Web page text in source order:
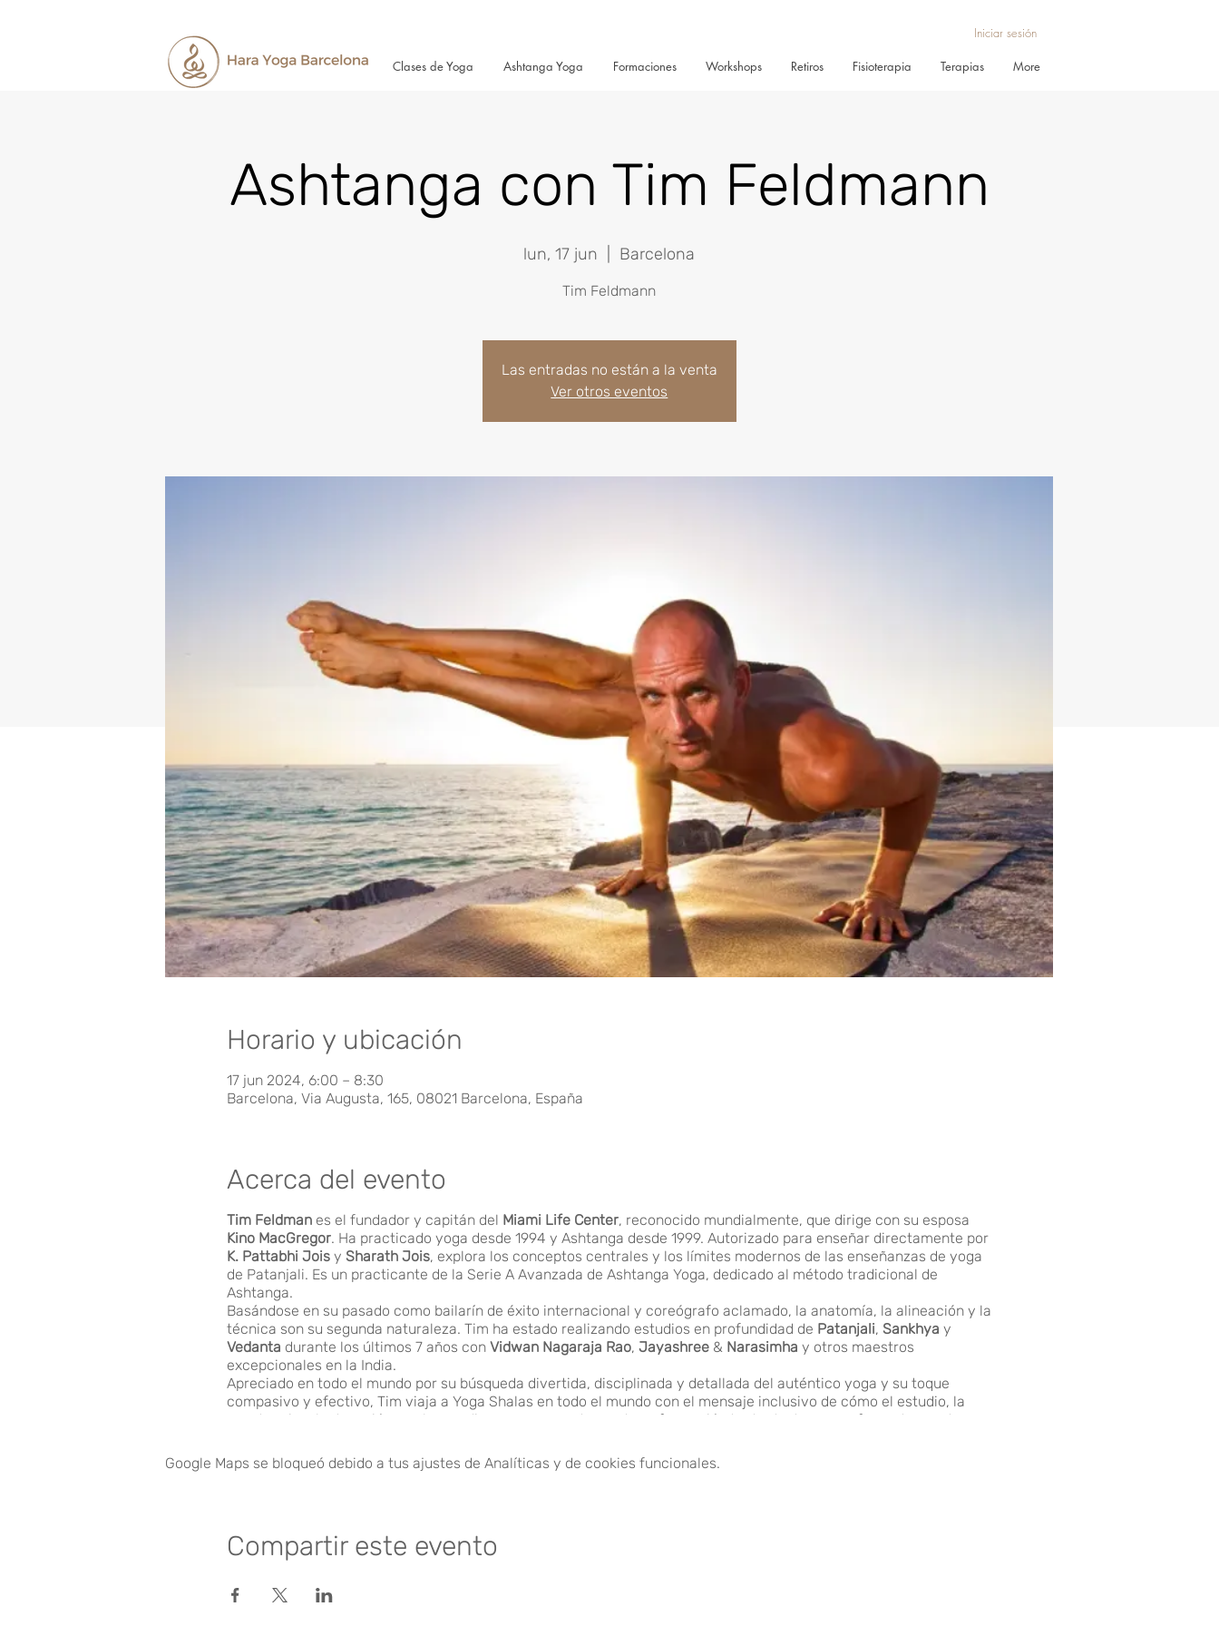
Iniciar sesión
Clases de Yoga Ashtanga Yoga Formaciones Workshops Retiros Fisioterapia Terapias More
Ashtanga con Tim Feldmann
lun, 17 jun Barcelona
Tim Feldmann
Las entradas no están a la venta
Ver otros eventos
Horario y ubicación
17 jun 2024, 6:00 – 8:30
Barcelona, Via Augusta, 165, 08021 Barcelona, España
Acerca del evento
Tim Feldman es el fundador y capitán del Miami Life Center, reconocido mundialmente, que dirige con su esposa
Kino MacGregor. Ha practicado yoga desde 1994 y Ashtanga desde 1999. Autorizado para enseñar directamente por
K. Pattabhi Jois y Sharath Jois, explora los conceptos centrales y los límites modernos de las enseñanzas de yoga
de Patanjali. Es un practicante de la Serie A Avanzada de Ashtanga Yoga, dedicado al método tradicional de
Ashtanga.
Basándose en su pasado como bailarín de éxito internacional y coreógrafo aclamado, la anatomía, la alineación y la
técnica son su segunda naturaleza. Tim ha estado realizando estudios en profundidad de Patanjali, Sankhyay
Vedanta durante los últimos 7 años conVidwan Nagaraja Rao,Jayashree & Narasimhay otros maestros
excepcionales en la India.
Apreciado en todo el mundo por su búsqueda divertida, disciplinada y detallada del auténtico yoga y su toque
compasivo y efectivo, Tim viaja a Yoga Shalas en todo el mundo con el mensaje inclusivo de cómo el estudio, la
constancia y la devoción son los medios para una poderosa transformación tanto dentro como fuera de nosotros.
Viernes 14
08:00 - 11:00 Mysore
15:00 - 17:00 Filosofía
Google Maps se bloqueó debido a tus ajustes de Analíticas y de cookies funcionales.
Compartir este evento